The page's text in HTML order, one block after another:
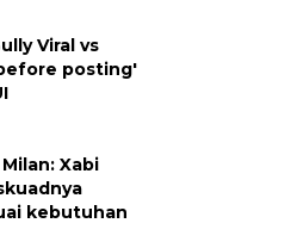
Viral vs
posting'
Xabi
kebutuhan